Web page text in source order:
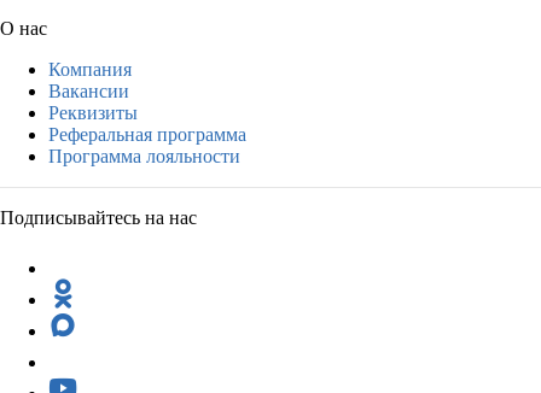
О нас
Компания
Вакансии
Реквизиты
Реферальная программа
Программа лояльности
Подписывайтесь на нас